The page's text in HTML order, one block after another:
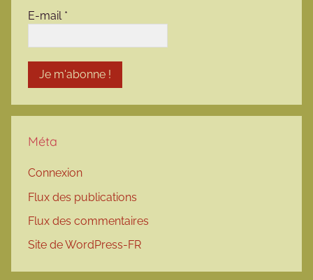
E-mail *
Méta
Connexion
Flux des publications
Flux des commentaires
Site de WordPress-FR